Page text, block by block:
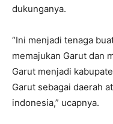
dukunganya.
“Ini menjadi tenaga
memajukan Garut dan
Garut menjadi
Garut sebagai daerah
indonesia,” ucapnya.